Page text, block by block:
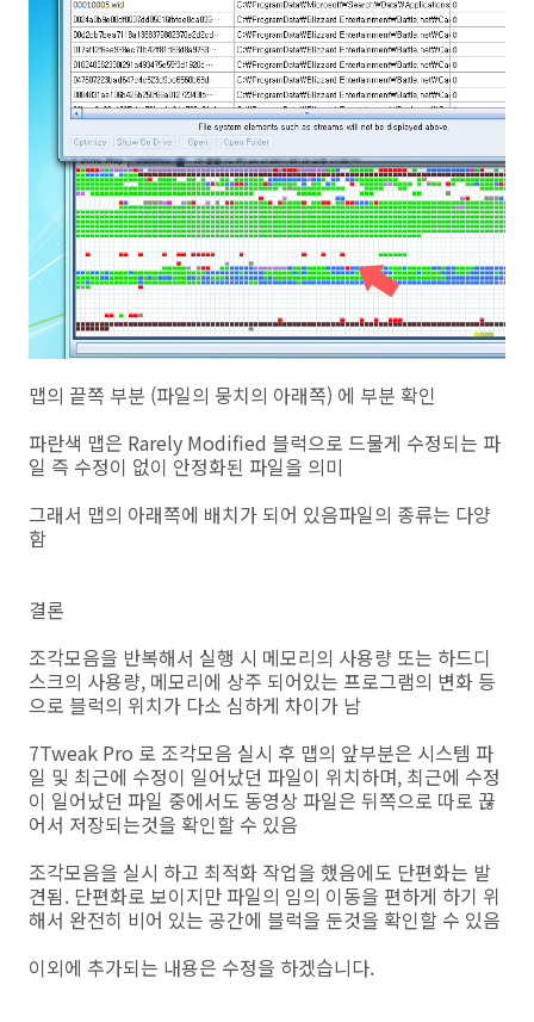
맵의 끝쪽 부분 (파일의 뭉치의 아래쪽) 에 부분 확인
파란색 맵은 Rarely Modified 블럭으로 드물게 수정되는 파
일 즉 수정이 없이 안정화된 파일을 의미
그래서 맵의 아래쪽에 배치가 되어 있음파일의 종류는 다양
함
결론
조각모음을 반복해서 실행 시 메모리의 사용량 또는 하드디
스크의 사용량, 메모리에 상주 되어있는 프로그램의 변화 등
으로 블럭의 위치가 다소 심하게 차이가 남
7Tweak Pro 로 조각모음 실시 후 맵의 앞부분은 시스템 파
일 및 최근에 수정이 일어났던 파일이 위치하며, 최근에 수정
이 일어났던 파일 중에서도 동영상 파일은 뒤쪽으로 따로 끊
어서 저장되는것을 확인할 수 있음
조각모음을 실시 하고 최적화 작업을 했음에도 단편화는 발
견됨. 단편화로 보이지만 파일의 임의 이동을 편하게 하기 위
해서 완전히 비어 있는 공간에 블럭을 둔것을 확인할 수 있음
이외에 추가되는 내용은 수정을 하겠습니다.